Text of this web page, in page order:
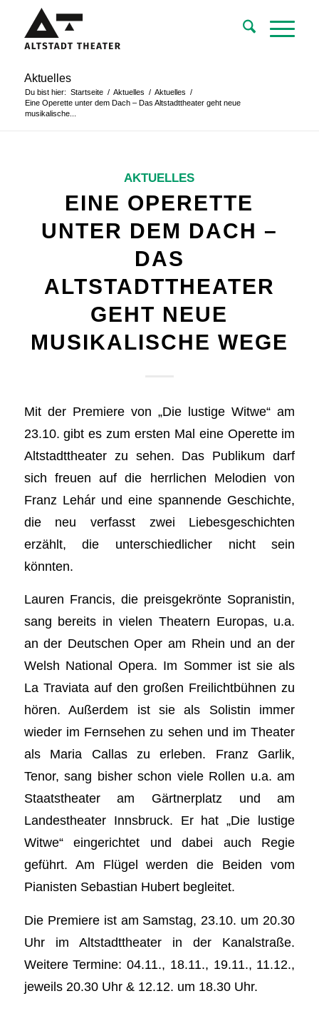
Aktuelles
Du bist hier: Startseite / Aktuelles / Aktuelles /
Eine Operette unter dem Dach – Das Altstadttheater geht neue
musikalische...
AKTUELLES
EINE OPERETTE
UNTER DEM DACH –
DAS
ALTSTADTTHEATER
GEHT NEUE
MUSIKALISCHE WEGE
Mit der Premiere von „Die lustige Witwe“ am
23.10. gibt es zum ersten Mal eine Operette im
Altstadttheater zu sehen. Das Publikum darf
sich freuen auf die herrlichen Melodien von
Franz Lehár und eine spannende Geschichte,
die neu verfasst zwei Liebesgeschichten
erzählt, die unterschiedlicher nicht sein
könnten.
Lauren Francis, die preisgekrönte Sopranistin,
sang bereits in vielen Theatern Europas, u.a.
an der Deutschen Oper am Rhein und an der
Welsh National Opera. Im Sommer ist sie als
La Traviata auf den großen Freilichtbühnen zu
hören. Außerdem ist sie als Solistin immer
wieder im Fernsehen zu sehen und im Theater
als Maria Callas zu erleben. Franz Garlik,
Tenor, sang bisher schon viele Rollen u.a. am
Staatstheater am Gärtnerplatz und am
Landestheater Innsbruck. Er hat „Die lustige
Witwe“ eingerichtet und dabei auch Regie
geführt. Am Flügel werden die Beiden vom
Pianisten Sebastian Hubert begleitet.
Die Premiere ist am Samstag, 23.10. um 20.30
Uhr im Altstadttheater in der Kanalstraße.
Weitere Termine: 04.11., 18.11., 19.11., 11.12.,
jeweils 20.30 Uhr & 12.12. um 18.30 Uhr.